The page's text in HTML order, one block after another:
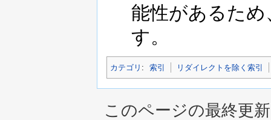
能性があるた
す。
カテゴリ : 索引 リダイレクトを除く索引
このページの最終更